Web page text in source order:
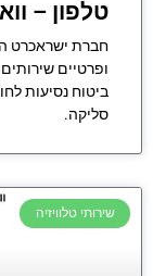
טלפון –
חברת ישראכרט
ופרטיים
ביטוח נסיעות
סליקה.
שירותי טלוויזיה